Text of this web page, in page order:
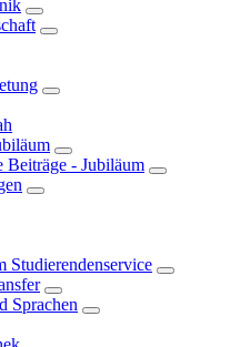
- Jubiläum
Studierendenservice
Sprachen